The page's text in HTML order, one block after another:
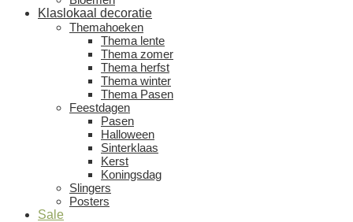
Klaslokaal decoratie
Themahoeken
Thema lente
Thema zomer
Thema herfst
Thema winter
Thema Pasen
Feestdagen
Pasen
Halloween
Sinterklaas
Kerst
Koningsdag
Slingers
Posters
Sale